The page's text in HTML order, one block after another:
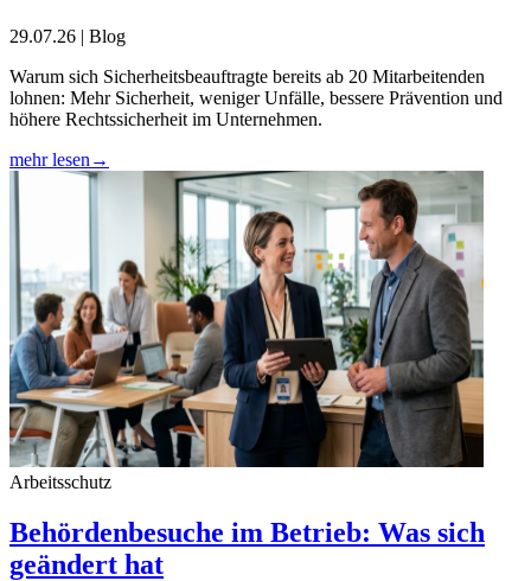
29.07.26 | Blog
Warum sich Sicherheitsbeauftragte bereits ab 20 Mitarbeitenden
lohnen: Mehr Sicherheit, weniger Unfälle, bessere Prävention und
höhere Rechtssicherheit im Unternehmen.
mehr lesen →
Arbeitsschutz
Behördenbesuche im Betrieb: Was sich
geändert hat